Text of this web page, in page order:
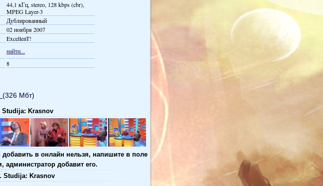
44,1 кГц, stereo, 128 kbps (cbr),
MPEG Layer-3
Дублированный
02 ноября 2007
ExcellenT!
найти...
8
(326 Мбт)
Krasnov
в онлайн нельзя, напишите в поле
добавит его.
Studija: Krasnov